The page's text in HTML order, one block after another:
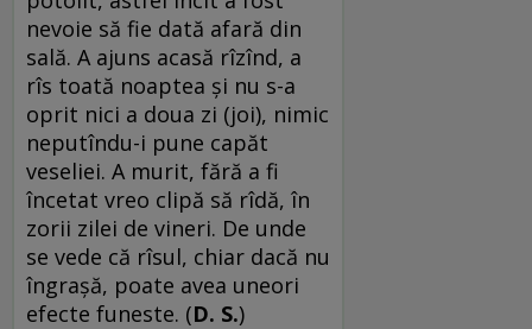
nevoie să fie dată afară din
sală. A ajuns acasă rîzînd, a
rîs toată noaptea și nu s-a
oprit nici a doua zi (joi), nimic
neputîndu-i pune capăt
veseliei. A murit, fără a fi
încetat vreo clipă să rîdă, în
zorii zilei de vineri. De unde
se vede că rîsul, chiar dacă nu
îngrașă, poate avea uneori
efecte funeste. (D. S.)